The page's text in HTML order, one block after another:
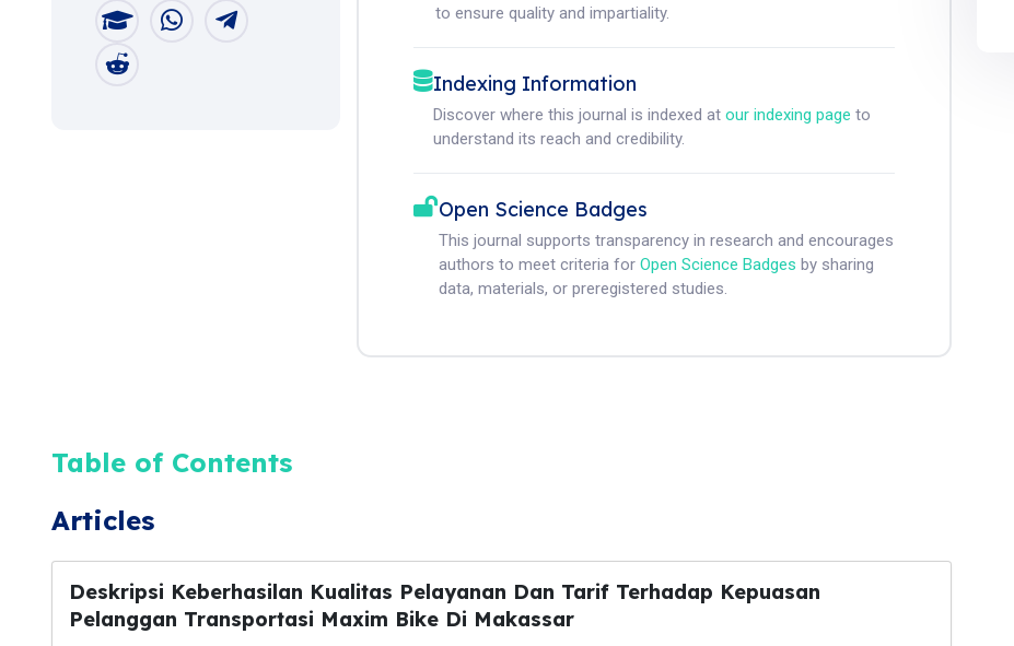
to ensure quality and impartiality.
Indexing Information
Discover where this journal is indexed atour indexing page to
understand its reach and credibility.
Open Science Badges
This journal supports transparency in research and encourages
authors to meet criteria forOpen Science Badges by sharing
data, materials, or preregistered studies.
Table of Contents
Articles
Deskripsi Keberhasilan Kualitas Pelayanan Dan Tarif Terhadap Kepuasan
Pelanggan Transportasi Maxim Bike Di Makassar